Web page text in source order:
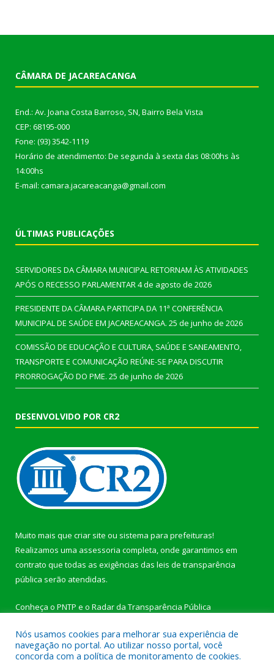
CÂMARA DE JACAREACANGA
End.: Av. Joana Costa Barroso, SN, Bairro Bela Vista
CEP: 68195-000
Fone: (93) 3542-1119
Horário de atendimento: De segunda à sexta das 08:00hs às
14:00hs
E-mail: camara.jacareacanga@gmail.com
ÚLTIMAS PUBLICAÇÕES
SERVIDORES DA CÂMARA MUNICIPAL RETORNAM ÀS ATIVIDADES
APÓS O RECESSO PARLAMENTAR4 de agosto de 2026
PRESIDENTE DA CÂMARA PARTICIPA DA 11ª CONFERÊNCIA
MUNICIPAL DE SAÚDE EM JACAREACANGA. 25 de junho de 2026
COMISSÃO DE EDUCAÇÃO E CULTURA, SAÚDE E SANEAMENTO,
TRANSPORTE E COMUNICAÇÃO REÚNE-SE PARA DISCUTIR
PRORROGAÇÃO DO PME. 25 de junho de 2026
DESENVOLVIDO POR CR2
Muito mais que criar site ou sistema para prefeituras!
Realizamos uma assessoria completa, onde garantimos em
contrato que todas as exigências das leis de transparência
pública serão atendidas.
Conheça o PNTP e o Radar da Transparência Pública
Nós usamos cookies para melhorar sua experiência de
navegação no portal. Ao utilizar nosso portal, você
concorda com a política de monitoramento de cookies.